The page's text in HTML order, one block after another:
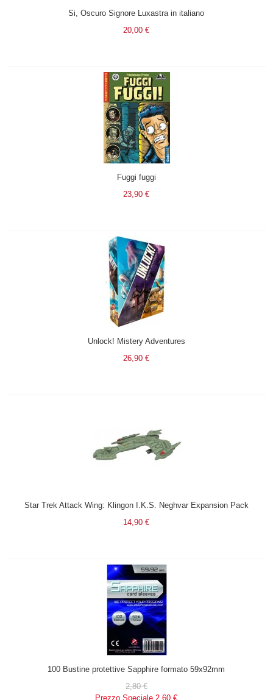
Si, Oscuro Signore Luxastra in italiano
20,00 €
Fuggi fuggi
23,90 €
Unlock! Mistery Adventures
26,90 €
Star Trek Attack Wing: Klingon I.K.S. Neghvar Expansion Pack
14,90 €
100 Bustine protettive Sapphire formato 59x92mm
2,80 €
Prezzo Speciale 2,60 €